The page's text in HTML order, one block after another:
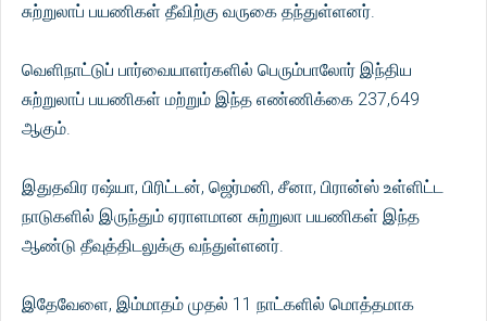
சுற்றுலாப் பயணிகள் தீவிற்கு வருகை தந்துள்ளனர்.
வெளிநாட்டுப் பார்வையாளர்களில் பெரும்பாலோர் இந்திய
சுற்றுலாப் பயணிகள் மற்றும் இந்த எண்ணிக்கை 237,649
ஆகும்.
இதுதவிர ரஷ்யா, பிரிட்டன், ஜெர்மனி, சீனா, பிரான்ஸ் உள்ளிட்ட
நாடுகளில் இருந்தும் ஏராளமான சுற்றுலா பயணிகள் இந்த
ஆண்டு தீவுத்திடலுக்கு வந்துள்ளனர்.
இதேவேளை, இம்மாதம் முதல் 11 நாட்களில் மொத்தமாக